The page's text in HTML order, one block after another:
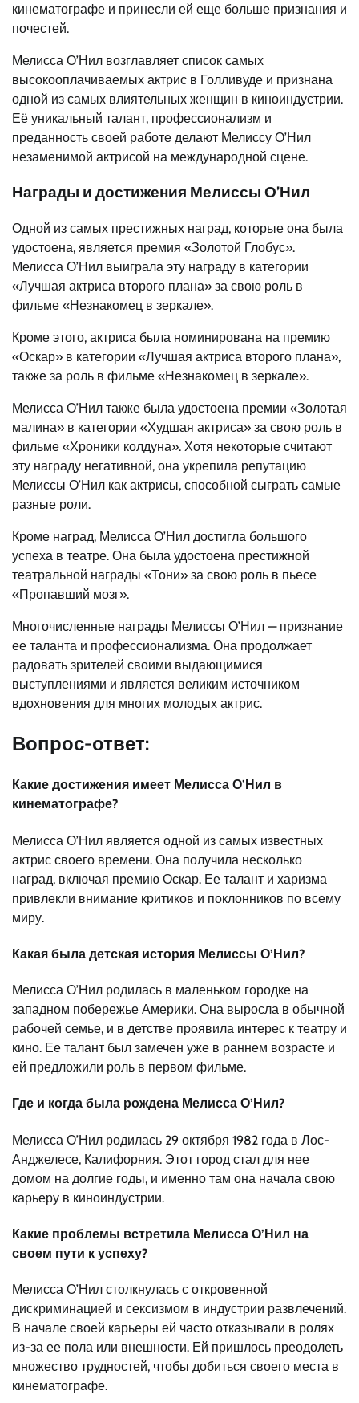
кинематографе и принесли ей еще больше признания и
почестей.
Мелисса О’Нил возглавляет список самых
высокооплачиваемых актрис в Голливуде и признана
одной из самых влиятельных женщин в киноиндустрии.
Её уникальный талант, профессионализм и
преданность своей работе делают Мелиссу О’Нил
незаменимой актрисой на международной сцене.
Награды и достижения Мелиссы О’Нил
Одной из самых престижных наград, которые она была
удостоена, является премия «Золотой Глобус».
Мелисса О’Нил выиграла эту награду в категории
«Лучшая актриса второго плана» за свою роль в
фильме «Незнакомец в зеркале».
Кроме этого, актриса была номинирована на премию
«Оскар» в категории «Лучшая актриса второго плана»,
также за роль в фильме «Незнакомец в зеркале».
Мелисса О’Нил также была удостоена премии «Золотая
малина» в категории «Худшая актриса» за свою роль в
фильме «Хроники колдуна». Хотя некоторые считают
эту награду негативной, она укрепила репутацию
Мелиссы О’Нил как актрисы, способной сыграть самые
разные роли.
Кроме наград, Мелисса О’Нил достигла большого
успеха в театре. Она была удостоена престижной
театральной награды «Тони» за свою роль в пьесе
«Пропавший мозг».
Многочисленные награды Мелиссы О’Нил — признание
ее таланта и профессионализма. Она продолжает
радовать зрителей своими выдающимися
выступлениями и является великим источником
вдохновения для многих молодых актрис.
Вопрос-ответ:
Какие достижения имеет Мелисса О’Нил в
кинематографе?
Мелисса О’Нил является одной из самых известных
актрис своего времени. Она получила несколько
наград, включая премию Оскар. Ее талант и харизма
привлекли внимание критиков и поклонников по всему
миру.
Какая была детская история Мелиссы О’Нил?
Мелисса О’Нил родилась в маленьком городке на
западном побережье Америки. Она выросла в обычной
рабочей семье, и в детстве проявила интерес к театру и
кино. Ее талант был замечен уже в раннем возрасте и
ей предложили роль в первом фильме.
Где и когда была рождена Мелисса О’Нил?
Мелисса О’Нил родилась 29 октября 1982 года в Лос-
Анджелесе, Калифорния. Этот город стал для нее
домом на долгие годы, и именно там она начала свою
карьеру в киноиндустрии.
Какие проблемы встретила Мелисса О’Нил на
своем пути к успеху?
Мелисса О’Нил столкнулась с откровенной
дискриминацией и сексизмом в индустрии развлечений.
В начале своей карьеры ей часто отказывали в ролях
из-за ее пола или внешности. Ей пришлось преодолеть
множество трудностей, чтобы добиться своего места в
кинематографе.